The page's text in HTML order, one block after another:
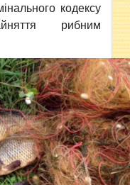
кодексу
рибним